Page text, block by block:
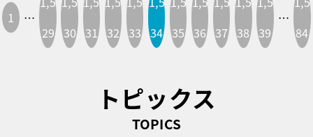
1 …
29
30 31 32 33 34 35 36 37 38
39
…
84
トピックス
TOPICS